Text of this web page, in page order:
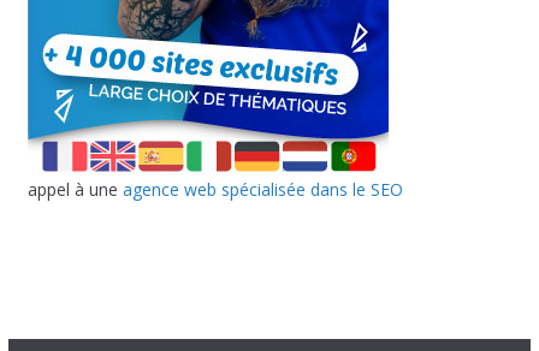
appel à une agence web spécialisée dans le SEO